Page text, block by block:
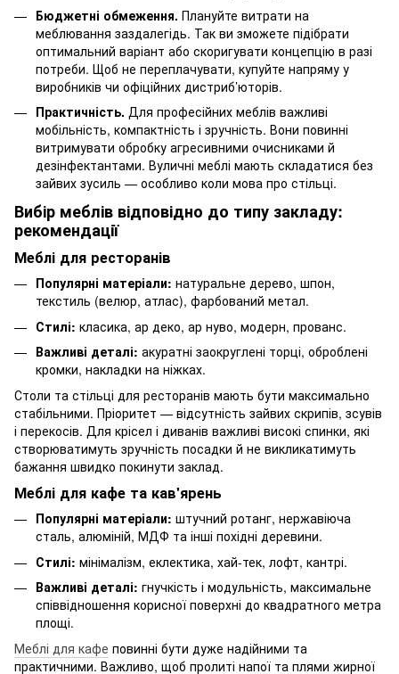
Бюджетні обмеження. Плануйте витрати на
меблювання заздалегідь. Так ви зможете підібрати
оптимальний варіант або скоригувати концепцію в разі
потреби. Щоб не переплачувати, купуйте напряму у
виробників чи офіційних дистриб’юторів.
Практичність. Для професійних меблів важливі
мобільність, компактність і зручність. Вони повинні
витримувати обробку агресивними очисниками й
дезінфектантами. Вуличні меблі мають складатися без
зайвих зусиль — особливо коли мова про стільці.
Вибір меблів відповідно до типу закладу:
рекомендації
Меблі для ресторанів
Популярні матеріали: натуральне дерево, шпон,
текстиль (велюр, атлас), фарбований метал.
Стилі: класика, ар деко, ар нуво, модерн, прованс.
Важливі деталі: акуратні заокруглені торці, оброблені
кромки, накладки на ніжках.
Столи та стільці для ресторанів мають бути максимально
стабільними. Пріоритет — відсутність зайвих скрипів, зсувів
і перекосів. Для крісел і диванів важливі високі спинки, які
створюватимуть зручність посадки й не викликатимуть
бажання швидко покинути заклад.
Меблі для кафе та кав'ярень
Популярні матеріали: штучний ротанг, нержавіюча
сталь, алюміній, МДФ та інші похідні деревини.
Стилі: мінімалізм, еклектика, хай-тек, лофт, кантрі.
Важливі деталі: гнучкість і модульність, максимальне
співвідношення корисної поверхні до квадратного метра
площі.
Меблі для кафе повинні бути дуже надійними та
практичними. Важливо, щоб пролиті напої та плями жирної